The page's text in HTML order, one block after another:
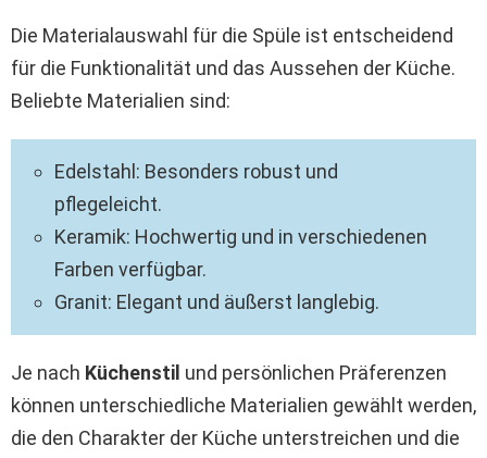
Die Materialauswahl für die Spüle ist entscheidend
für die Funktionalität und das Aussehen der Küche.
Beliebte Materialien sind:
Edelstahl: Besonders robust und
pflegeleicht.
Keramik: Hochwertig und in verschiedenen
Farben verfügbar.
Granit: Elegant und äußerst langlebig.
Je nach Küchenstil und persönlichen Präferenzen
können unterschiedliche Materialien gewählt werden,
die den Charakter der Küche unterstreichen und die